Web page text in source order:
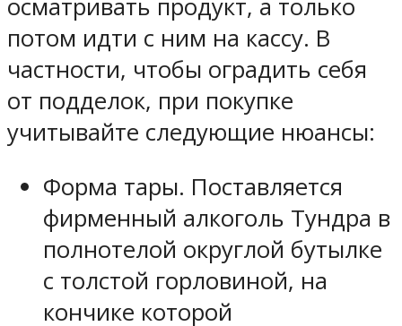
осматривать продукт, а только
потом идти с ним на кассу. В
частности, чтобы оградить себя
от подделок, при покупке
учитывайте следующие нюансы:
Форма тары. Поставляется
фирменный алкоголь Тундра в
полнотелой округлой бутылке
с толстой горловиной, на
кончике которой